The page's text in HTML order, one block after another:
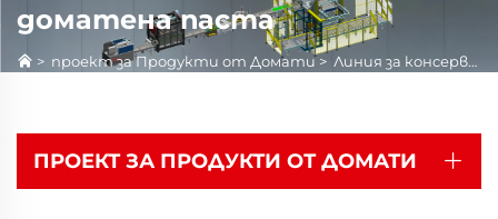
доматена паста
> проект за Продукти от Домати> Линия за консервиране на доматена паста
ПРОЕКТ ЗА ПРОДУКТИ ОТ ДОМАТИ